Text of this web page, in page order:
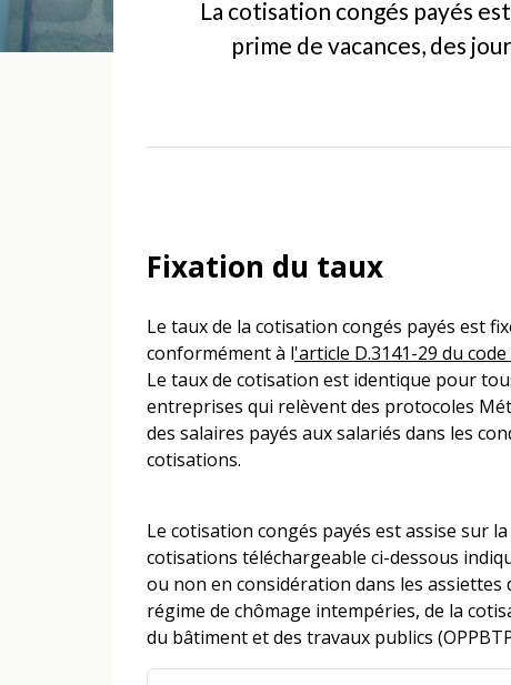
La cotisation congés payés
prime de vacances, des
Fixation du taux
Le taux de la cotisation congés payés est
conformément à l'article D.3141-29 du
Le taux de cotisation est identique pour
entreprises qui relèvent des protocoles
des salaires payés aux salariés dans les
cotisations.
Le cotisation congés payés est assise sur
cotisations téléchargeable ci-dessous
ou non en considération dans les
régime de chômage intempéries, de la
du bâtiment et des travaux publics